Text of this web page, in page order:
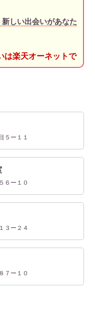
しい出会いがあなた
は楽天オーネットで
５ー１１
６ー１０
３ー２４
７ー１０